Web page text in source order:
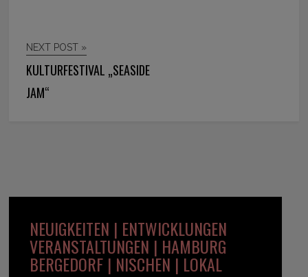
NEXT POST »
KULTURFESTIVAL „SEASIDE
JAM“
NEUIGKEITEN | ENTWICKLUNGEN
VERANSTALTUNGEN | HAMBURG
BERGEDORF | NISCHEN | LOKAL